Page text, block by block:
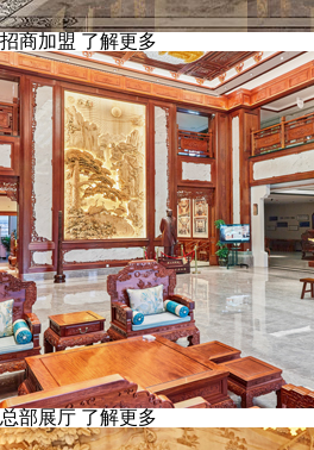
招商加盟 了解更多
总部展厅 了解更多